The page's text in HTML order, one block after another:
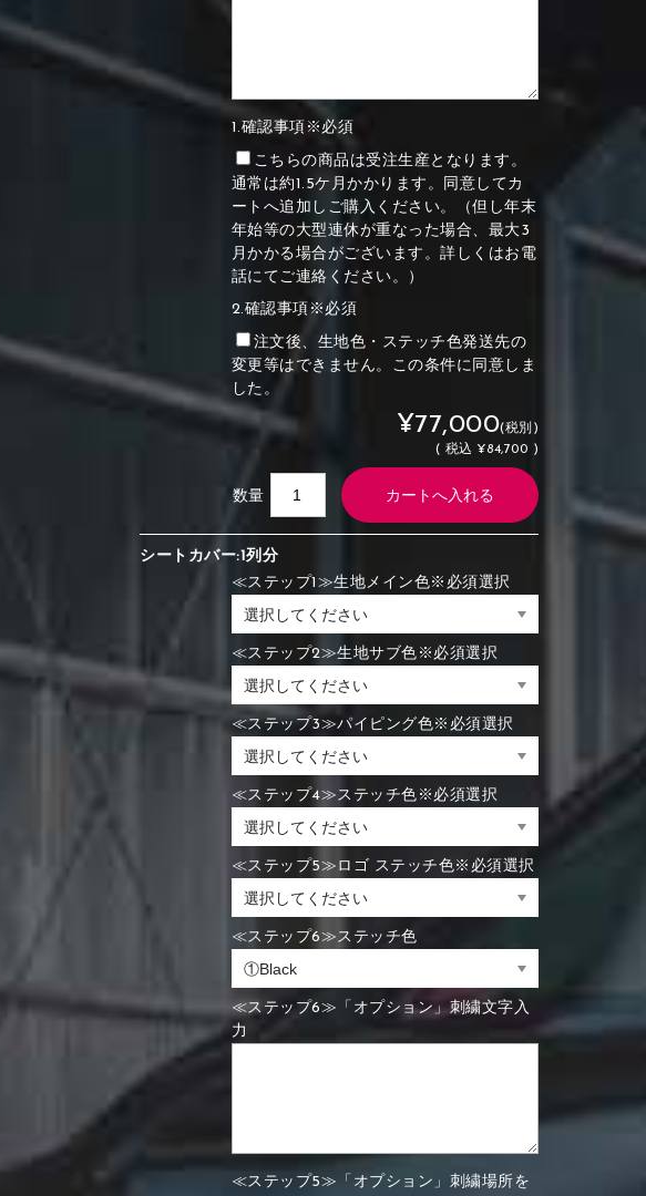
1.確認事項※必須
こちらの商品は受注生産となります。
通常は約1.5ケ月かかります。同意してカ
ートへ追加しご購入ください。（但し年末
年始等の大型連休が重なった場合、最大3
月かかる場合がございます。詳しくはお電
話にてご連絡ください。）
2.確認事項※必須
注文後、生地色・ステッチ色発送先の
変更等はできません。この条件に同意しま
した。
¥77,000(税別)
( 税込 ¥84,700 )
数量
シートカバー:1列分
≪ステップ1≫生地メイン色※必須選択
≪ステップ2≫生地サブ色※必須選択
≪ステップ3≫パイピング色※必須選択
≪ステップ4≫ステッチ色※必須選択
≪ステップ5≫ロゴ ステッチ色※必須選択
≪ステップ6≫ステッチ色
≪ステップ6≫「オプション」刺繍文字入
力
≪ステップ5≫「オプション」刺繍場所を